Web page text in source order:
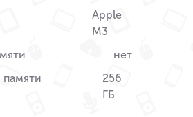
Apple
M3
нет
256
ГБ